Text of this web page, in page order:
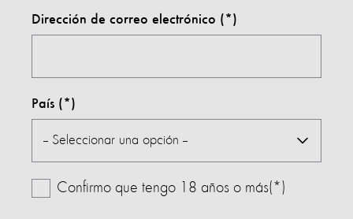
Dirección de correo electrónico
País
Confirmo que tengo 18 años o más(*)